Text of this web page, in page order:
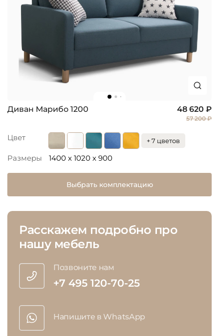
Диван Марибо 1200 48 620 ₽
57 200 ₽
Цвет + 7 цветов
Размеры 1400 x 1020 x 900
Выбрать комплектацию
Расскажем подробно про
нашу мебель
Позвоните нам
+7 495 120-70-25
Напишите в WhatsApp